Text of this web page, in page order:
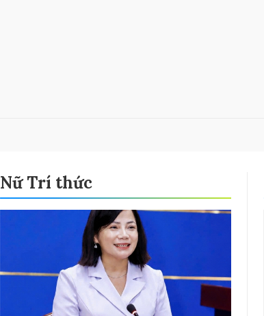
Nữ Trí thức